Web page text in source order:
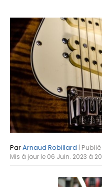
ParArnaud Robillard |
Mis à jour le 06 Juin. 2023 à